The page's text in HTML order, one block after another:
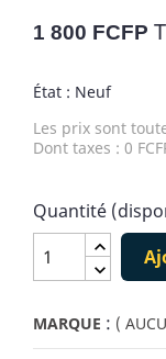
1 800 FCFP
État : Neuf
Les prix sont
Dont taxes : 0
Quantité
MARQUE : (